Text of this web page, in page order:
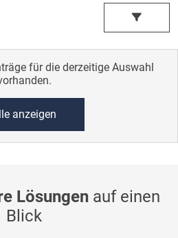
für die derzeitige Auswahl
anzeigen
Lösungenauf einen
Blick